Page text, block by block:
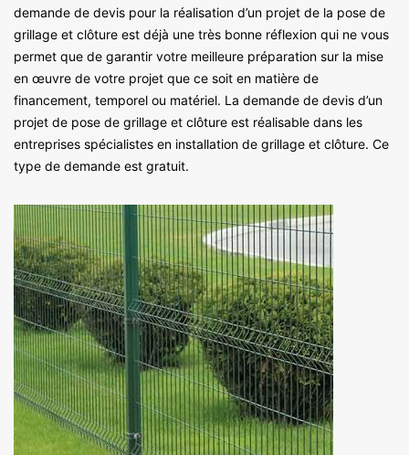
demande de devis pour la réalisation d’un projet de la pose de
grillage et clôture est déjà une très bonne réflexion qui ne vous
permet que de garantir votre meilleure préparation sur la mise
en œuvre de votre projet que ce soit en matière de
financement, temporel ou matériel. La demande de devis d’un
projet de pose de grillage et clôture est réalisable dans les
entreprises spécialistes en installation de grillage et clôture. Ce
type de demande est gratuit.